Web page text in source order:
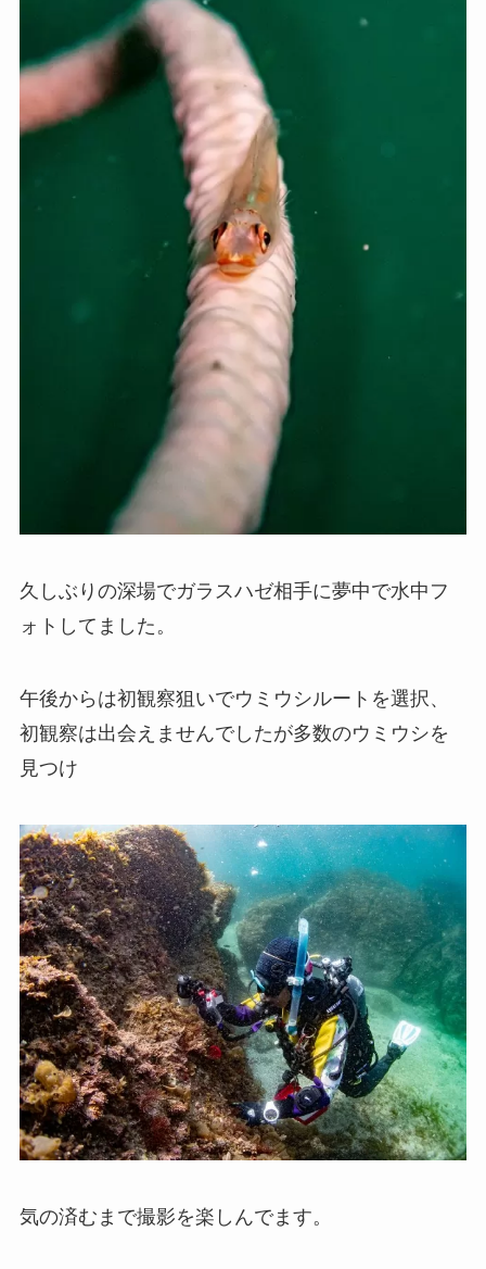
久しぶりの深場でガラスハゼ相手に夢中で水中フ
ォトしてました。
午後からは初観察狙いでウミウシルートを選択、
初観察は出会えませんでしたが多数のウミウシを
見つけ
気の済むまで撮影を楽しんでます。